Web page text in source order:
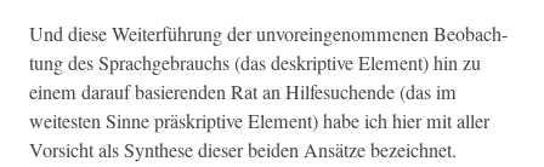
Und diese Weit­er­führung der unvor­ein­genomme­nen Beobach­
tung des Sprachge­brauchs (das deskrip­tive Ele­ment) hin zu
einem darauf basieren­den Rat an Hil­fe­suchende (das im
weitesten Sinne präskrip­tive Ele­ment) habe ich hier mit aller
Vor­sicht als Syn­these dieser bei­den Ansätze bezeichnet.